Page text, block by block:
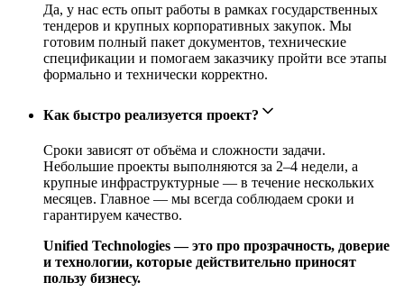
Да, у нас есть опыт работы в рамках государственных
тендеров и крупных корпоративных закупок. Мы
готовим полный пакет документов, технические
спецификации и помогаем заказчику пройти все этапы
формально и технически корректно.
Как быстро реализуется проект?
Сроки зависят от объёма и сложности задачи.
Небольшие проекты выполняются за 2–4 недели, а
крупные инфраструктурные — в течение нескольких
месяцев. Главное — мы всегда соблюдаем сроки и
гарантируем качество.
Unified Technologies — это про прозрачность, доверие
и технологии, которые действительно приносят
пользу бизнесу.